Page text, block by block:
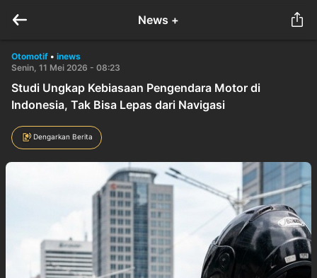
News +
Otomotif • inews
Senin, 11 Mei 2026 - 08:23
Studi Ungkap Kebiasaan Pengendara Motor di
Indonesia, Tak Bisa Lepas dari Navigasi
Dengarkan Berita